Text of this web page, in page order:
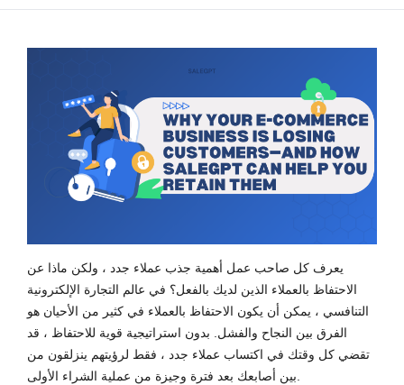
يعرف كل صاحب عمل أهمية جذب عملاء جدد ، ولكن ماذا عن
الاحتفاظ بالعملاء الذين لديك بالفعل؟ في عالم التجارة الإلكترونية
التنافسي ، يمكن أن يكون الاحتفاظ بالعملاء في كثير من الأحيان هو
الفرق بين النجاح والفشل. بدون استراتيجية قوية للاحتفاظ ، قد
تقضي كل وقتك في اكتساب عملاء جدد ، فقط لرؤيتهم ينزلقون من
بين أصابعك بعد فترة وجيزة من عملية الشراء الأولى.